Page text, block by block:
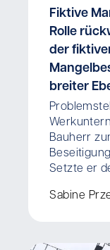
Fiktive
Rolle
der
breiter
Bauherr
Setzte er
Sabine